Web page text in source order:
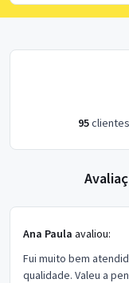
95
Ana Paula avaliou:
Fui muito bem
qualidade. Valeu a